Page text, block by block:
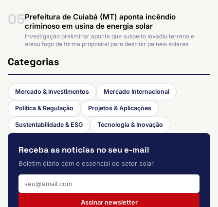
05Prefeitura de Cuiabá (MT) aponta incêndio
criminoso em usina de energia solar
Investigação preliminar aponta que suspeito invadiu terreno e
ateou fogo de forma proposital para destruir painéis solares
Categorias
Mercado & Investimentos Mercado Internacional
Política & Regulação Projetos & Aplicações
Sustentabilidade & ESG Tecnologia & Inovação
Receba as notícias no seu e-mail
Boletim diário com o essencial do setor solar
Assinar newsletter